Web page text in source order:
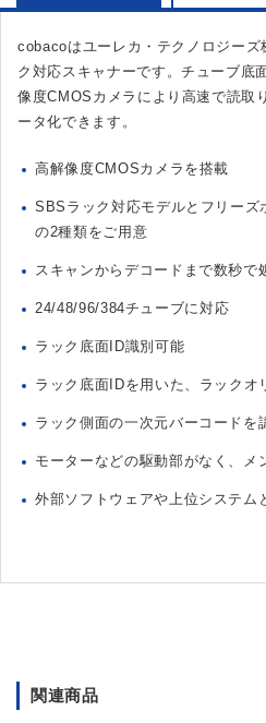
cobacoはユーレカ・テクノロジーズ
ク対応スキャナーです。チューブ底
像度CMOSカメラにより高速で読取
ータ化できます。
高解像度CMOSカメラを搭載
SBSラック対応モデルとフリー
の2種類をご用意
スキャンからデコードまで数秒で
24/48/96/384チューブに対応
ラック底面ID識別可能
ラック底面IDを用いた、ラックオ
ラック側面の一次元バーコードを
モーターなどの駆動部がなく、メ
外部ソフトウェアや上位システム
関連商品